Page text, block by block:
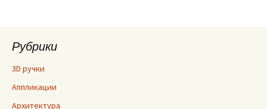
Рубрики
3D ручки
Аппликации
Архитектура